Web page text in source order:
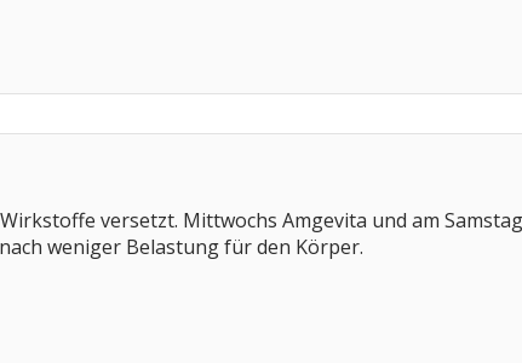
versetzt. Mittwochs Amgevita und am
weniger Belastung für den Körper.